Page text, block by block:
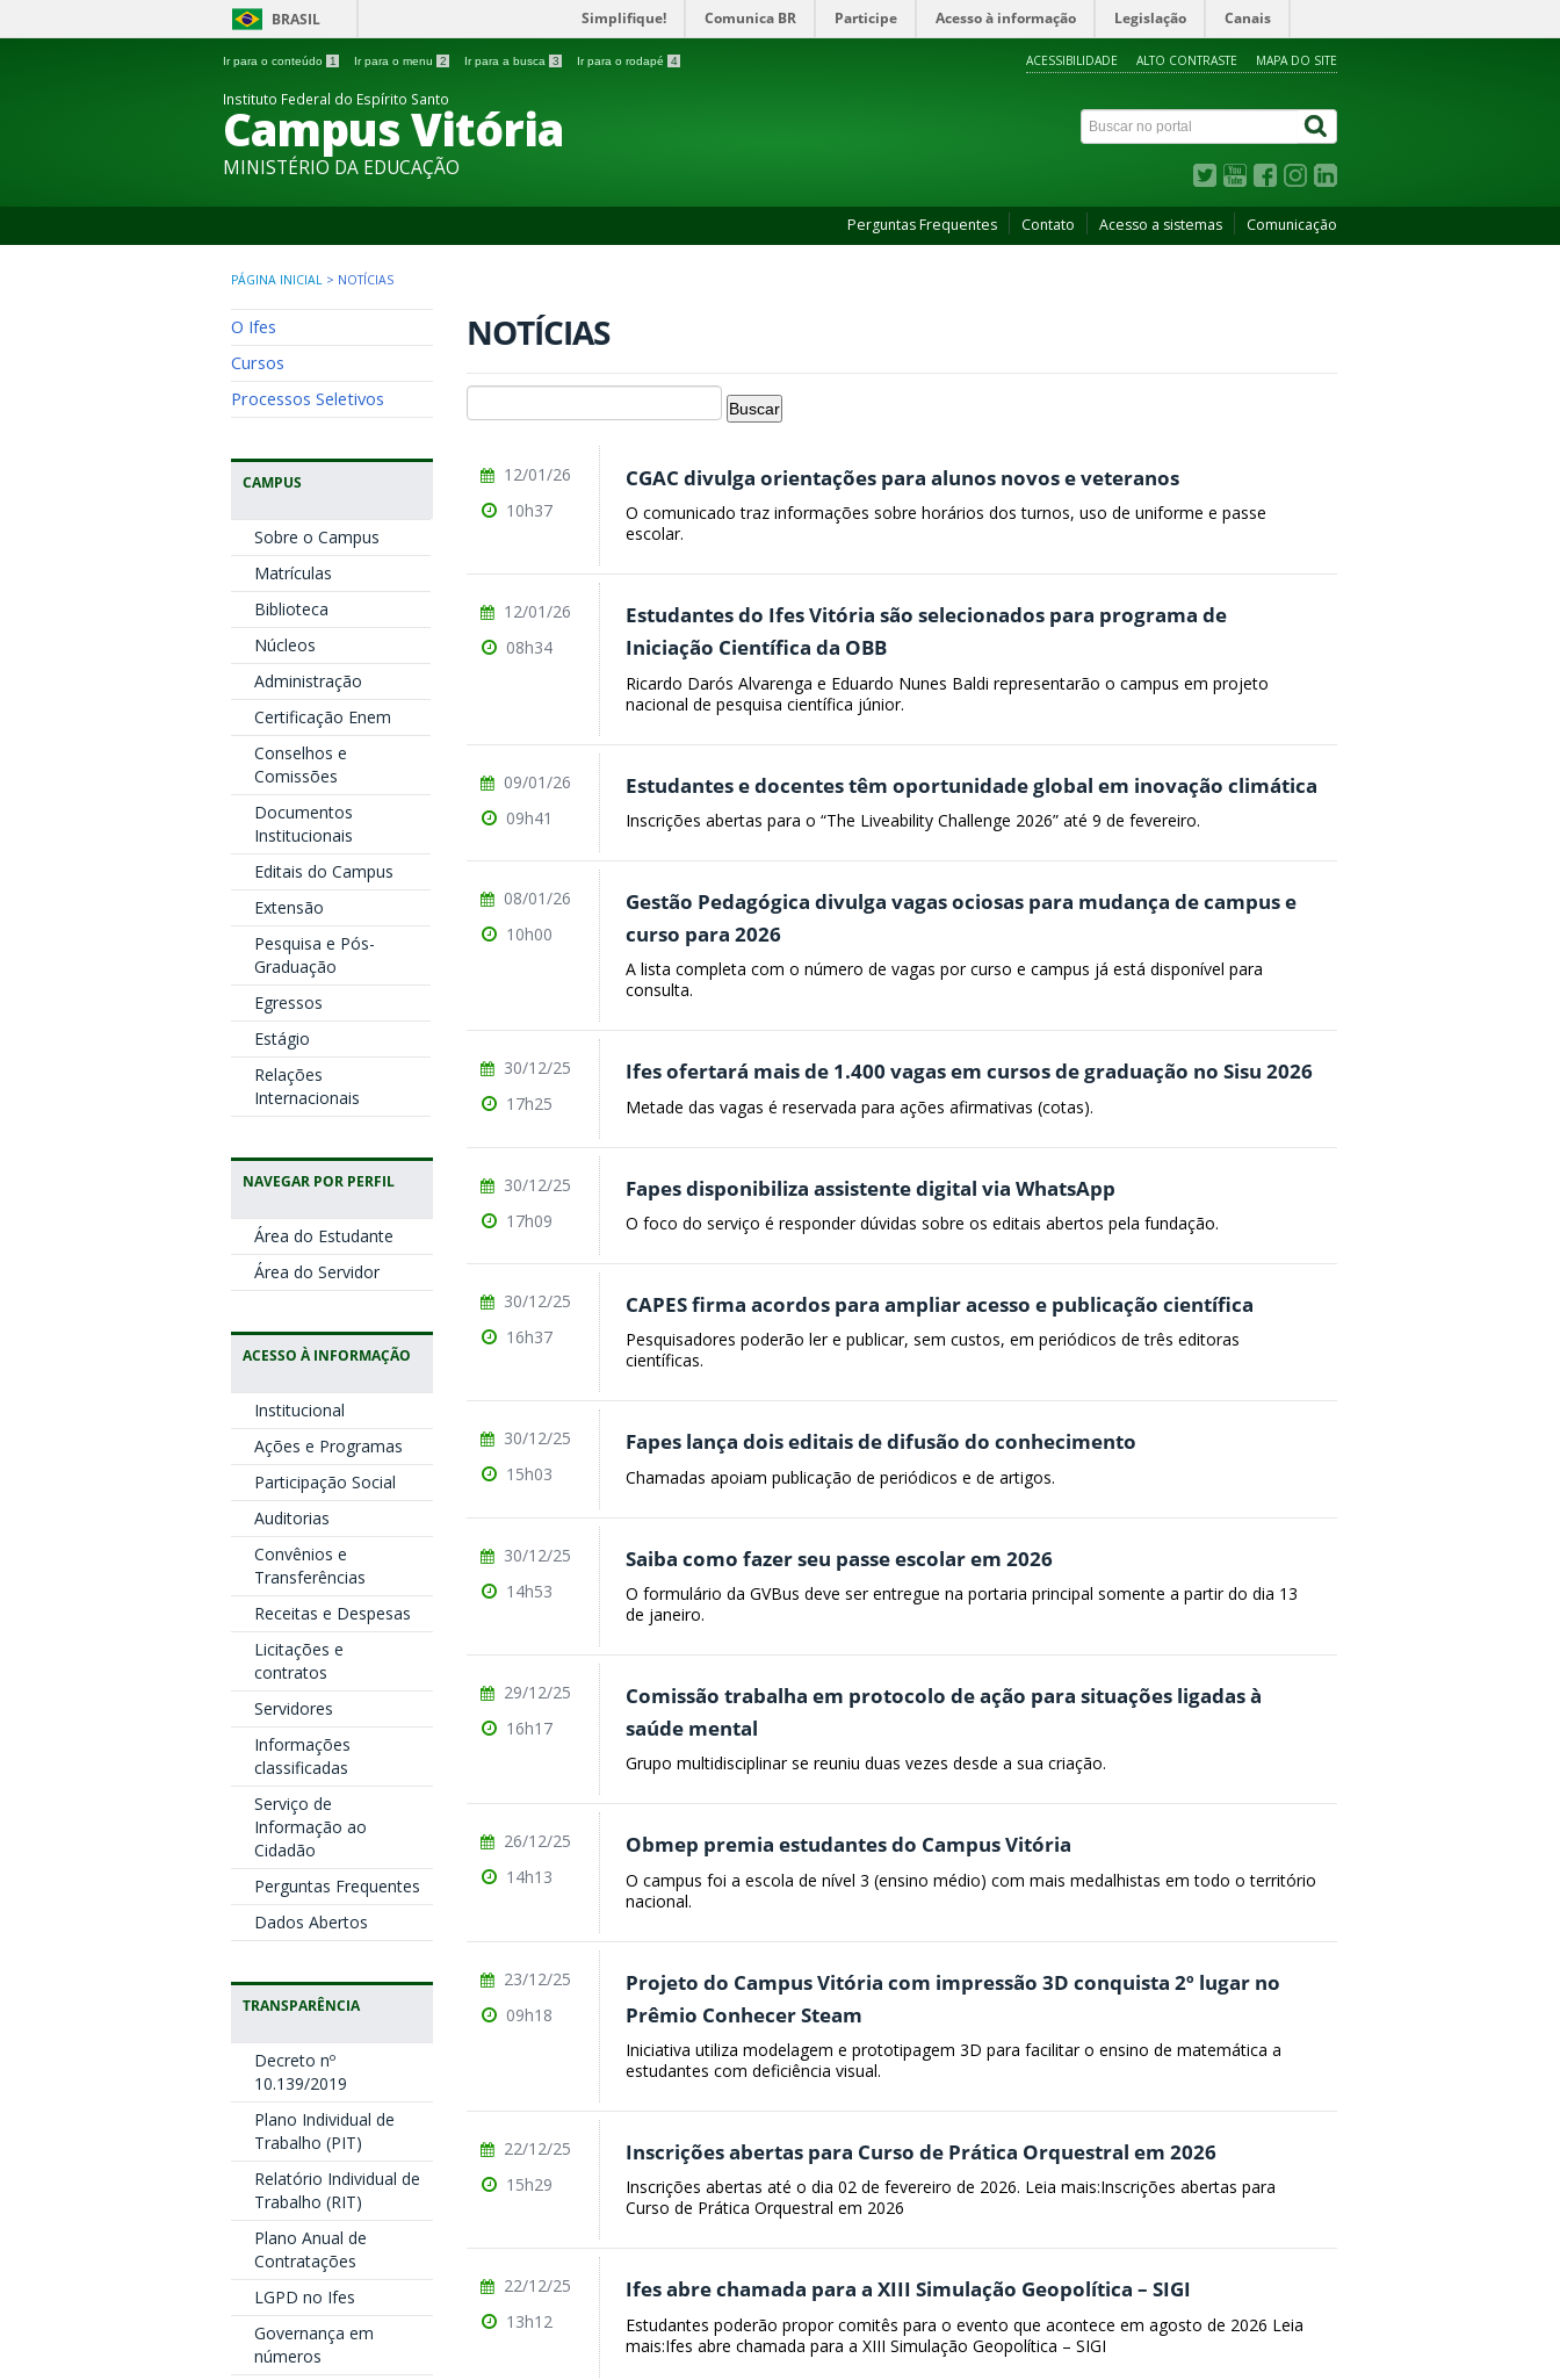
BRASIL Simplifique! Comunica BR Participe Acesso à informação Legislação Canais
Ir para o conteúdo 1 Ir para o menu 2 Ir para a busca 3 Ir para o rodapé 4 ACESSIBILIDADE ALTO CONTRASTE MAPA DO SITE
Instituto Federal do Espírito Santo
Campus Vitória
MINISTÉRIO DA EDUCAÇÃO
Perguntas Frequentes Contato Acesso a sistemas Comunicação
PÁGINA INICIAL > NOTÍCIAS
O Ifes
Cursos
Processos Seletivos
CAMPUS
Sobre o Campus
Matrículas
Biblioteca
Núcleos
Administração
Certificação Enem
Conselhos e
Comissões
Documentos
Institucionais
Editais do Campus
Extensão
Pesquisa e Pós-
Graduação
Egressos
Estágio
Relações
Internacionais
NAVEGAR POR PERFIL
Área do Estudante
Área do Servidor
ACESSO À INFORMAÇÃO
Institucional
Ações e Programas
Participação Social
Auditorias
Convênios e
Transferências
Receitas e Despesas
Licitações e
contratos
Servidores
Informações
classificadas
Serviço de
Informação ao
Cidadão
Perguntas Frequentes
Dados Abertos
TRANSPARÊNCIA
Decreto nº
10.139/2019
Plano Individual de
Trabalho (PIT)
Relatório Individual de
Trabalho (RIT)
Plano Anual de
Contratações
LGPD no Ifes
Governança em
números
NOTÍCIAS
CGAC divulga orientações para alunos novos e veteranos
O comunicado traz informações sobre horários dos turnos, uso de uniforme e passe
escolar.
12/01/26
10h37
Estudantes do Ifes Vitória são selecionados para programa de
Iniciação Científica da OBB
Ricardo Darós Alvarenga e Eduardo Nunes Baldi representarão o campus em projeto
nacional de pesquisa científica júnior.
12/01/26
08h34
Estudantes e docentes têm oportunidade global em inovação climática
Inscrições abertas para o “The Liveability Challenge 2026” até 9 de fevereiro.
09/01/26
09h41
Gestão Pedagógica divulga vagas ociosas para mudança de campus e
curso para 2026
A lista completa com o número de vagas por curso e campus já está disponível para
consulta.
08/01/26
10h00
Ifes ofertará mais de 1.400 vagas em cursos de graduação no Sisu 2026
Metade das vagas é reservada para ações afirmativas (cotas).
30/12/25
17h25
Fapes disponibiliza assistente digital via WhatsApp
O foco do serviço é responder dúvidas sobre os editais abertos pela fundação.
30/12/25
17h09
CAPES firma acordos para ampliar acesso e publicação científica
Pesquisadores poderão ler e publicar, sem custos, em periódicos de três editoras
científicas.
30/12/25
16h37
Fapes lança dois editais de difusão do conhecimento
Chamadas apoiam publicação de periódicos e de artigos.
30/12/25
15h03
Saiba como fazer seu passe escolar em 2026
O formulário da GVBus deve ser entregue na portaria principal somente a partir do dia 13
de janeiro.
30/12/25
14h53
Comissão trabalha em protocolo de ação para situações ligadas à
saúde mental
Grupo multidisciplinar se reuniu duas vezes desde a sua criação.
29/12/25
16h17
Obmep premia estudantes do Campus Vitória
O campus foi a escola de nível 3 (ensino médio) com mais medalhistas em todo o território
nacional.
26/12/25
14h13
Projeto do Campus Vitória com impressão 3D conquista 2º lugar no
Prêmio Conhecer Steam
Iniciativa utiliza modelagem e prototipagem 3D para facilitar o ensino de matemática a
estudantes com deficiência visual.
23/12/25
09h18
Inscrições abertas para Curso de Prática Orquestral em 2026
Inscrições abertas até o dia 02 de fevereiro de 2026. Leia mais:Inscrições abertas para
Curso de Prática Orquestral em 2026
22/12/25
15h29
Ifes abre chamada para a XIII Simulação Geopolítica – SIGI
Estudantes poderão propor comitês para o evento que acontece em agosto de 2026 Leia
mais:Ifes abre chamada para a XIII Simulação Geopolítica – SIGI
22/12/25
13h12